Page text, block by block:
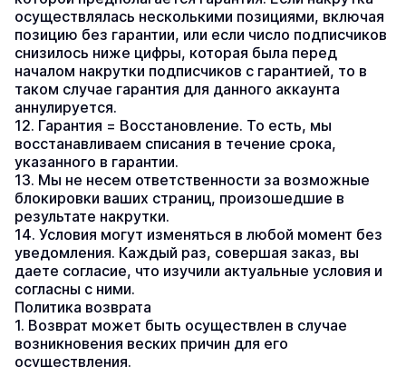
осуществлялась несколькими позициями, включая
позицию без гарантии, или если число подписчиков
снизилось ниже цифры, которая была перед
началом накрутки подписчиков с гарантией, то в
таком случае гарантия для данного аккаунта
аннулируется.
12. Гарантия = Восстановление. То есть, мы
восстанавливаем списания в течение срока,
указанного в гарантии.
13. Мы не несем ответственности за возможные
блокировки ваших страниц, произошедшие в
результате накрутки.
14. Условия могут изменяться в любой момент без
уведомления. Каждый раз, совершая заказ, вы
даете согласие, что изучили актуальные условия и
согласны с ними.
Политика возврата
1. Возврат может быть осуществлен в случае
возникновения веских причин для его
осуществления.